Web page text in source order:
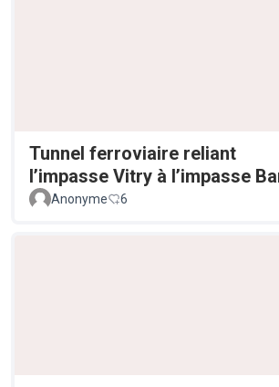
Tunnel ferroviaire reliant
l’impasse Vitry à l’impasse
Anonyme 6